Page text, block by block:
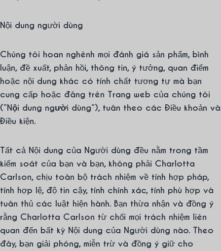
Nội dung người dùng
Chúng tôi hoan nghênh mọi đánh giá sản phẩm, bình
luận, đề xuất, phản hồi, thông tin, ý tưởng, quan điểm
hoặc nội dung khác có tính chất tương tự mà bạn
cung cấp hoặc đăng trên Trang web của chúng tôi
(“Nội dung người dùng“), tuân theo các Điều khoản và
Điều kiện.
Tất cả Nội dung của Người dùng đều nằm trong tầm
kiểm soát của bạn và bạn, không phải Charlotta
Carlson, chịu toàn bộ trách nhiệm về tính hợp pháp,
tính hợp lệ, độ tin cậy, tính chính xác, tính phù hợp và
tuân thủ các luật hiện hành. Bạn thừa nhận và đồng ý
rằng Charlotta Carlson từ chối mọi trách nhiệm liên
quan đến bất kỳ Nội dung của Người dùng nào. Theo
đây, bạn giải phóng, miễn trừ và đồng ý giữ cho